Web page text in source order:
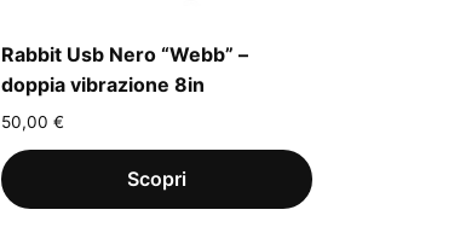
Rabbit Usb Nero “Webb” –
doppia vibrazione 8in
50,00 €